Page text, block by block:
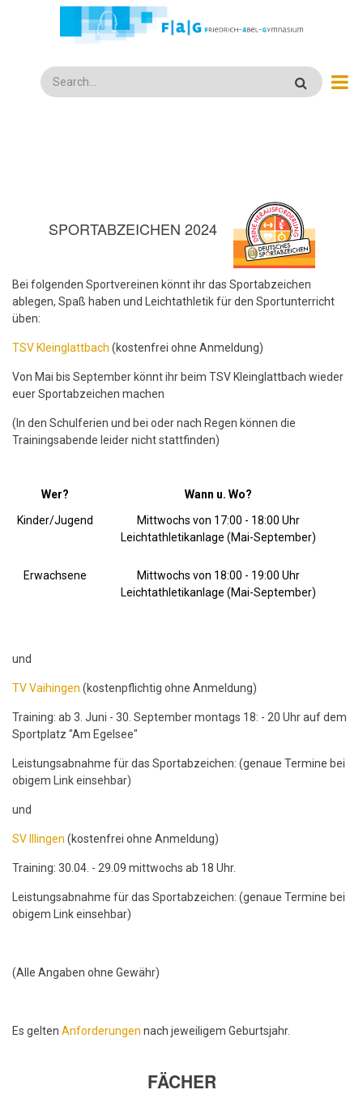
Search
SPORTABZEICHEN 2024
Bei folgenden Sportvereinen könnt ihr das Sportabzeichen
ablegen, Spaß haben und Leichtathletik für den Sportunterricht
üben:
TSV Kleinglattbach (kostenfrei ohne Anmeldung)
Von Mai bis September könnt ihr beim TSV Kleinglattbach wieder
euer Sportabzeichen machen
(In den Schulferien und bei oder nach Regen können die
Trainingsabende leider nicht stattfinden)
Wer?
Wann u. Wo?
Kinder/Jugend
Mittwochs von 17:00 - 18:00 Uhr
Leichtathletikanlage (Mai-September)
Erwachsene
Mittwochs von 18:00 - 19:00 Uhr
Leichtathletikanlage (Mai-September)
und
TV Vaihingen (kostenpflichtig ohne Anmeldung)
Training: ab 3. Juni - 30. September montags 18: - 20 Uhr auf dem
Sportplatz "Am Egelsee"
Leistungsabnahme für das Sportabzeichen: (genaue Termine bei
obigem Link einsehbar)
und
SV Illingen (kostenfrei ohne Anmeldung)
Training: 30.04. - 29.09 mittwochs ab 18 Uhr.
Leistungsabnahme für das Sportabzeichen: (genaue Termine bei
obigem Link einsehbar)
(Alle Angaben ohne Gewähr)
Es gelten Anforderungen nach jeweiligem Geburtsjahr.
FÄCHER